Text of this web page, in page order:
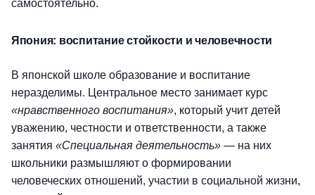
самостоятельно.
Япония: воспитание стойкости и человечности
В японской школе образование и воспитание
неразделимы. Центральное место занимает курс
«нравственного воспитания», который учит детей
уважению, честности и ответственности, а также
занятия «Специальная деятельность» — на них
школьники размышляют о формировании
человеческих отношений, участии в социальной жизни,